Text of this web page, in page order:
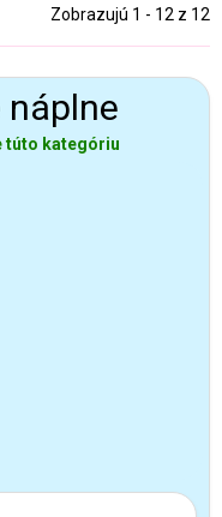
Zobrazujú 1 - 12 z 12
túto kategóriu